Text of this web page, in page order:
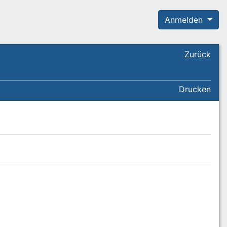
Anmelden
Zurück
Drucken